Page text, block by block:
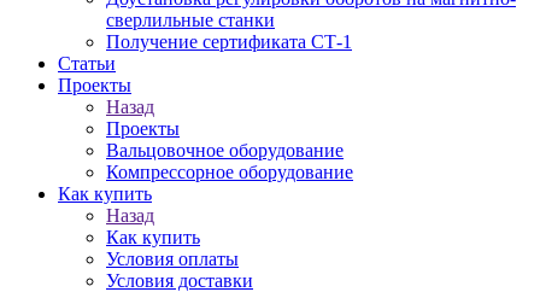
сверлильные станки
Получение сертификата СТ-1
Статьи
Проекты
Назад
Проекты
Вальцовочное оборудование
Компрессорное оборудование
Как купить
Назад
Как купить
Условия оплаты
Условия доставки